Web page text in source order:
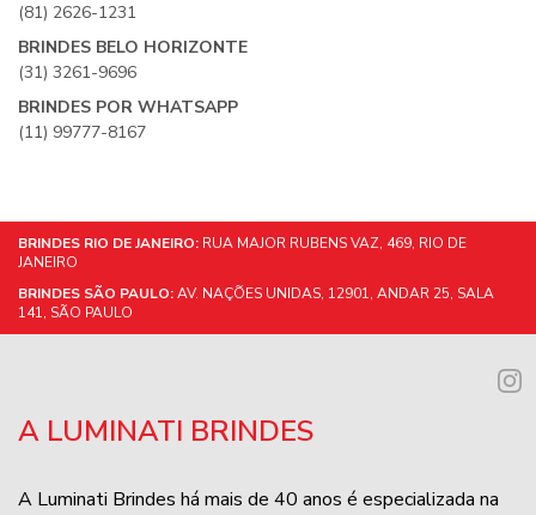
(81) 2626-1231
BRINDES BELO HORIZONTE
(31) 3261-9696
BRINDES POR WHATSAPP
(11) 99777-8167
BRINDES RIO DE JANEIRO: RUA MAJOR RUBENS VAZ, 469, RIO DE
JANEIRO
BRINDES SÃO PAULO:AV. NAÇÕES UNIDAS, 12901, ANDAR 25, SALA
141, SÃO PAULO
A LUMINATI BRINDES
A Luminati Brindes há mais de 40 anos é especializada na